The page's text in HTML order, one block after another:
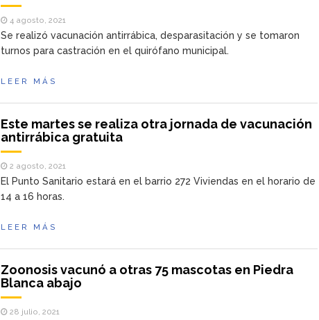
4 agosto, 2021
Se realizó vacunación antirrábica, desparasitación y se tomaron
turnos para castración en el quirófano municipal.
LEER MÁS
Este martes se realiza otra jornada de vacunación
antirrábica gratuita
2 agosto, 2021
El Punto Sanitario estará en el barrio 272 Viviendas en el horario de
14 a 16 horas.
LEER MÁS
Zoonosis vacunó a otras 75 mascotas en Piedra
Blanca abajo
28 julio, 2021